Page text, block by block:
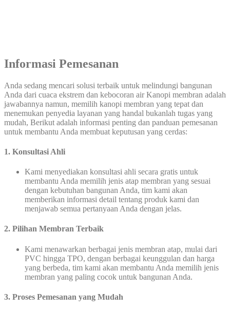
Informasi Pemesanan
Anda sedang mencari solusi terbaik untuk melindungi bangunan
Anda dari cuaca ekstrem dan kebocoran air Kanopi membran adalah
jawabannya namun, memilih kanopi membran yang tepat dan
menemukan penyedia layanan yang handal bukanlah tugas yang
mudah, Berikut adalah informasi penting dan panduan pemesanan
untuk membantu Anda membuat keputusan yang cerdas:
1. Konsultasi Ahli
Kami menyediakan konsultasi ahli secara gratis untuk
membantu Anda memilih jenis atap membran yang sesuai
dengan kebutuhan bangunan Anda, tim kami akan
memberikan informasi detail tentang produk kami dan
menjawab semua pertanyaan Anda dengan jelas.
2. Pilihan Membran Terbaik
Kami menawarkan berbagai jenis membran atap, mulai dari
PVC hingga TPO, dengan berbagai keunggulan dan harga
yang berbeda, tim kami akan membantu Anda memilih jenis
membran yang paling cocok untuk bangunan Anda.
3. Proses Pemesanan yang Mudah